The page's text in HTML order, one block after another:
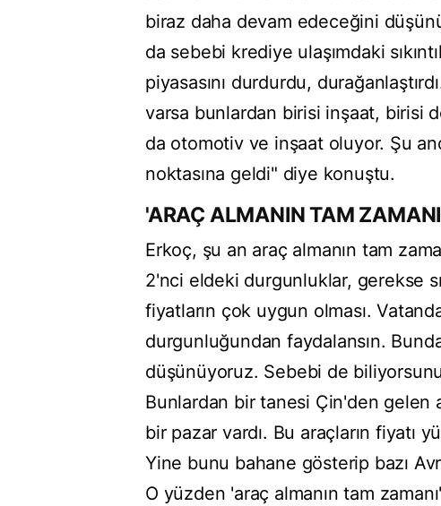
biraz daha devam edeceğini
da sebebi krediye ulaşımdaki
piyasasını durdurdu,
varsa bunlardan birisi inşaat, birisi
da otomotiv ve inşaat oluyor. Şu
noktasına geldi" diye konuştu.
'ARAÇ ALMANIN TAM
Erkoç, şu an araç almanın tam
2'nci eldeki durgunluklar, gerekse
fiyatların çok uygun olması.
durgunluğundan faydalansın.
düşünüyoruz. Sebebi de
Bunlardan bir tanesi Çin'den gelen
bir pazar vardı. Bu araçların fiyatı
Yine bunu bahane gösterip bazı
O yüzden 'araç almanın tam